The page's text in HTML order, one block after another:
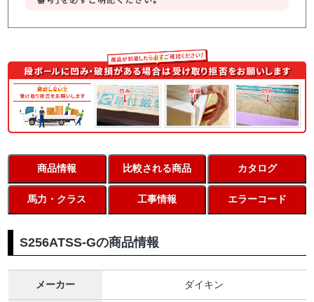
商品情報 比較される商品 カタログ
馬力・クラス 工事情報 エラーコード
S256ATSS-Gの商品情報
メーカー ダイキン